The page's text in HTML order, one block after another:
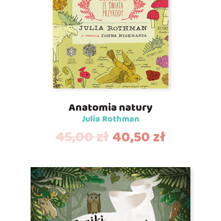
Anatomia natury
Julia Rothman
45,00zł40,50zł